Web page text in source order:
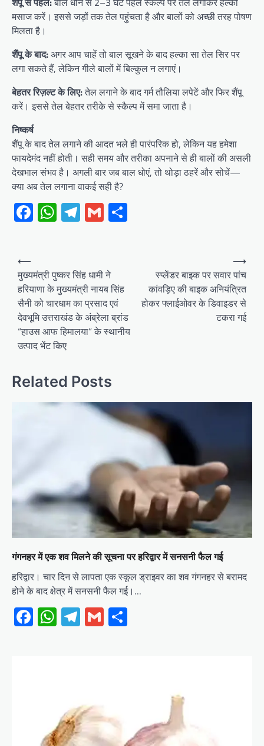
मसाज करें। इससे जड़ों तक तेल पहुंचता है और बालों को अच्छी तरह पोषण
मिलता है।
शैंपू के बाद:अगर आप चाहें तो बाल सूखने के बाद हल्का सा तेल सिर पर
लगा सकते हैं, लेकिन गीले बालों में बिल्कुल न लगाएं।
बेहतर रिज़ल्ट के लिए:तेल लगाने के बाद गर्म तौलिया लपेटें और फिर शैंपू
करें। इससे तेल बेहतर तरीके से स्कैल्प में समा जाता है।
निष्कर्ष
शैंपू के बाद तेल लगाने की आदत भले ही पारंपरिक हो, लेकिन यह हमेशा
फायदेमंद नहीं होती। सही समय और तरीका अपनाने से ही बालों की असली
देखभाल संभव है। अगली बार जब बाल धोएं, तो थोड़ा ठहरें और सोचें—
क्या अब तेल लगाना वाकई सही है?
Facebook
WhatsApp
Telegram
Gmail
Post
navigation
⟵
मुख्यमंत्री पुष्कर सिंह धामी ने
हरियाणा के मुख्यमंत्री नायब सिंह
सैनी को चारधाम का प्रसाद एवं
देवभूमि उत्तराखंड के अंब्रेला ब्रांड
“हाउस आफ हिमालया” के स्थानीय
उत्पाद भेंट किए
स्प्लेंडर बाइक पर सवार पांच
कांवड़िए की बाइक अनियंत्रित
होकर फ्लाईओवर के डिवाइडर से
टकरा गई
⟶
Related Posts
गंगनहर में एक शव मिलने की सूचना पर हरिद्वार में सनसनी फैल गई
हरिद्वार। चार दिन से लापता एक स्कूल ड्राइवर का शव गंगनहर से बरामद
होने के बाद क्षेत्र में सनसनी फैल गई।…
Facebook
WhatsApp
Telegram
Gmail